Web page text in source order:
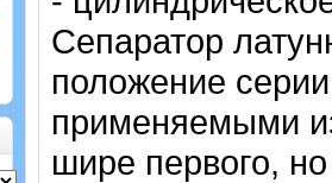
Сепаратор
положение
применяемыми
шире первого,